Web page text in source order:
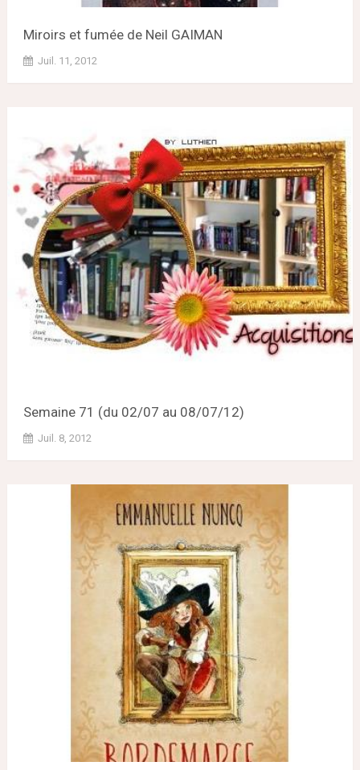
Miroirs et fumée de Neil GAIMAN
Juil. 11, 2012
Semaine 71 (du 02/07 au 08/07/12)
Juil. 8, 2012